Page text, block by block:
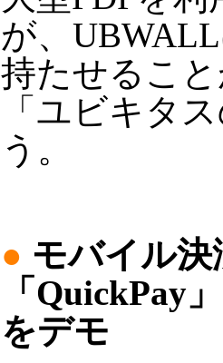
が、
持たせるこ
「ユビキタ
う。
● モバイル
「QuickPay
をデモ